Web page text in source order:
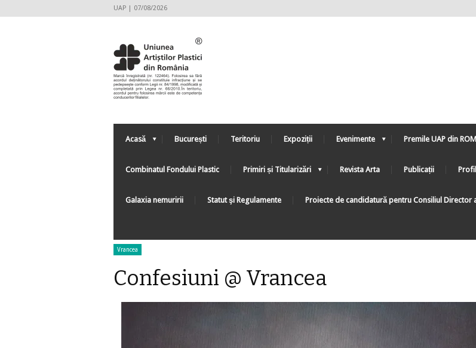
UAP | 07/08/2026
Acasă București Teritoriu Expoziții Evenimente Premile UAP din
Combinatul Fondului Plastic Primiri și Titularizări Revista Arta Publicații
Galaxia nemuririi Statut şi Regulamente Proiecte de candidatură pentru Consiliul Director
Vrancea
Confesiuni @ Vrancea